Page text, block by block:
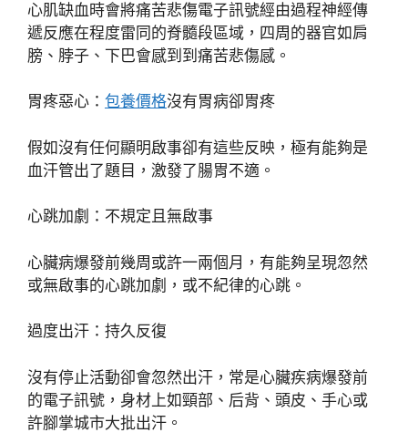
心肌缺血時會將痛苦悲傷電子訊號經由過程神經傳
遞反應在程度雷同的脊髓段區域，四周的器官如肩
膀、脖子、下巴會感到到痛苦悲傷感。
胃疼惡心： 包養價格沒有胃病卻胃疼
假如沒有任何顯明啟事卻有這些反映，極有能夠是
血汗管出了題目，激發了腸胃不適。
心跳加劇：不規定且無啟事
心臟病爆發前幾周或許一兩個月，有能夠呈現忽然
或無啟事的心跳加劇，或不紀律的心跳。
過度出汗：持久反復
沒有停止活動卻會忽然出汗，常是心臟疾病爆發前
的電子訊號，身材上如頸部、后背、頭皮、手心或
許腳掌城市大批出汗。